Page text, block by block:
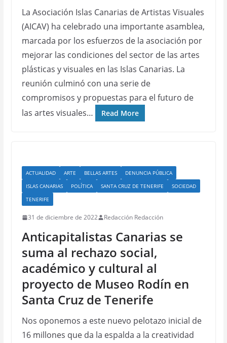
La Asociación Islas Canarias de Artistas Visuales
(AICAV) ha celebrado una importante asamblea,
marcada por los esfuerzos de la asociación por
mejorar las condiciones del sector de las artes
plásticas y visuales en las Islas Canarias. La
reunión culminó con una serie de
compromisos y propuestas para el futuro de
las artes visuales…
Read More
ACTUALIDAD ARTE BELLAS ARTES
DENUNCIA PÚBLICA
ISLAS CANARIAS
POLÍTICA SANTA CRUZ DE TENERIFE
SOCIEDAD
TENERIFE
31 de diciembre de 2022 Redacción Redacción
Anticapitalistas Canarias se
suma al rechazo social,
académico y cultural al
proyecto de Museo Rodín en
Santa Cruz de Tenerife
Nos oponemos a este nuevo pelotazo inicial de
16 millones que da la espalda a la creatividad